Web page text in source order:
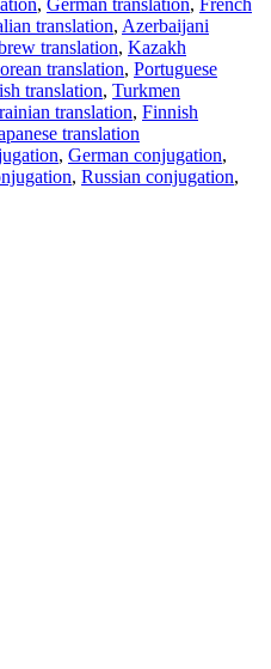
translation, Azerbaijani
translation, Kazakh
translation, Portuguese
translation, Turkmen
translation, Finnish
translation
, German conjugation,
, Russian conjugation,